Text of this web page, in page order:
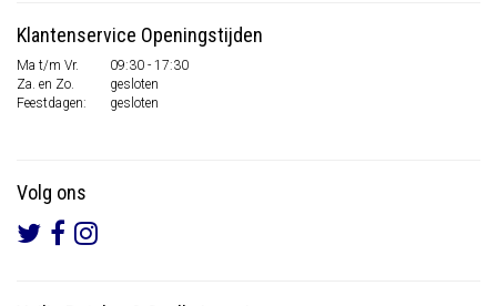
Klantenservice Openingstijden
Ma t/m Vr.
09:30 - 17:30
Za. en Zo.
gesloten
Feestdagen:
gesloten
Volg ons